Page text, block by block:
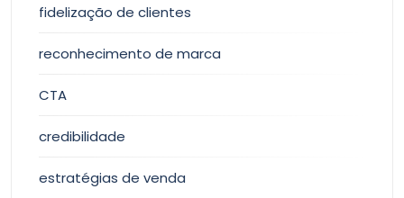
fidelização de clientes
reconhecimento de marca
CTA
credibilidade
estratégias de venda